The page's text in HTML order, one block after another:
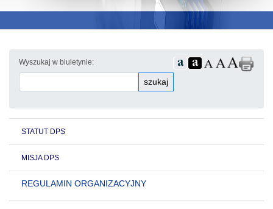
Wyszukaj w biuletynie:
szukaj
STATUT DPS
MISJA DPS
REGULAMIN ORGANIZACYJNY